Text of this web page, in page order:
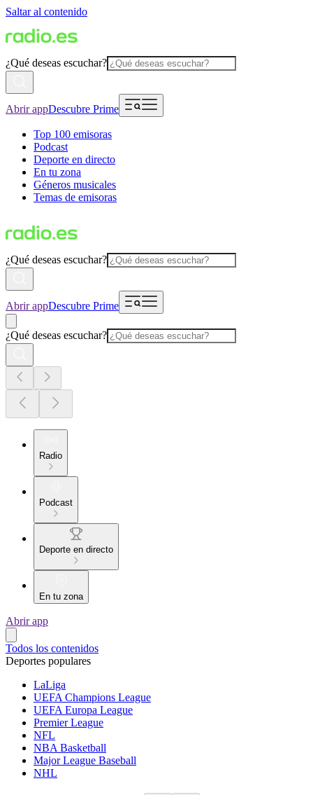
Saltar al contenido
¿Qué deseas escuchar?
Abrir appDescubre Prime
Top 100 emisoras
Podcast
Deporte en directo
En tu zona
Géneros musicales
Temas de emisoras
¿Qué deseas escuchar?
Abrir appDescubre Prime
¿Qué deseas escuchar?
Radio
Podcast
Deporte en directo
En tu zona
Abrir app
Todos los contenidos
Deportes populares
LaLiga
UEFA Champions League
UEFA Europa League
Premier League
NFL
NBA Basketball
Major League Baseball
NHL